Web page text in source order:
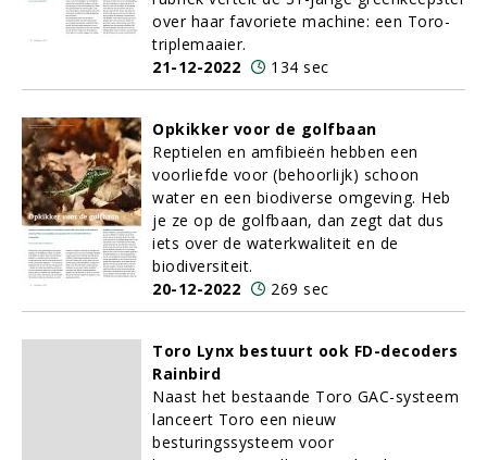
over haar favoriete machine: een Toro-
triplemaaier.
21-12-2022
134 sec
Opkikker voor de golfbaan
Reptielen en amfibieën hebben een
voorliefde voor (behoorlijk) schoon
water en een biodiverse omgeving. Heb
je ze op de golfbaan, dan zegt dat dus
iets over de waterkwaliteit en de
biodiversiteit.
20-12-2022
269 sec
Toro Lynx bestuurt ook FD-decoders
Rainbird
Naast het bestaande Toro GAC-systeem
lanceert Toro een nieuw
besturingssysteem voor